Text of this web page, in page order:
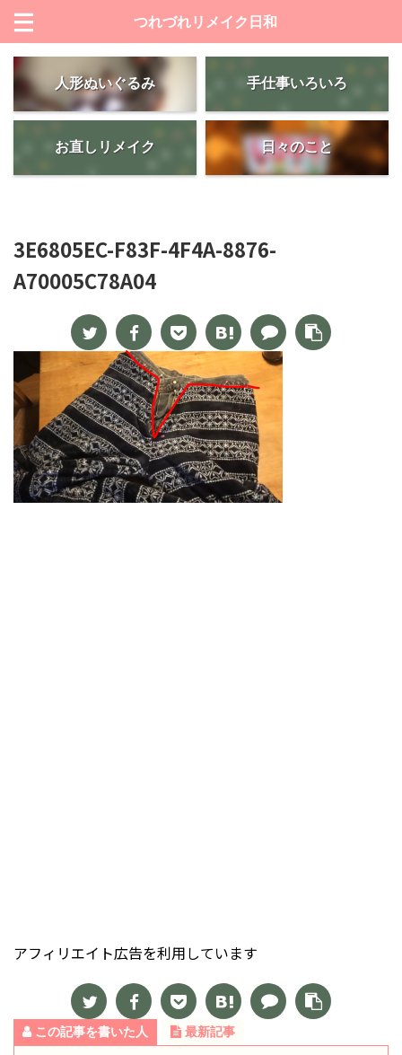
つれづれリメイク日和
人形ぬいぐるみ 手仕事いろいろ
お直しリメイク 日々のこと
3E6805EC-F83F-4F4A-8876-
A70005C78A04
アフィリエイト広告を利用しています
この記事を書いた人 最新記事